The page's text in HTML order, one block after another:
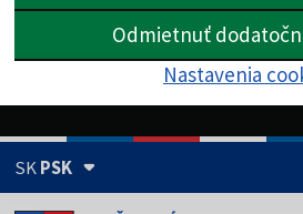
Odmietnuť
Nastavenia
SKPSK